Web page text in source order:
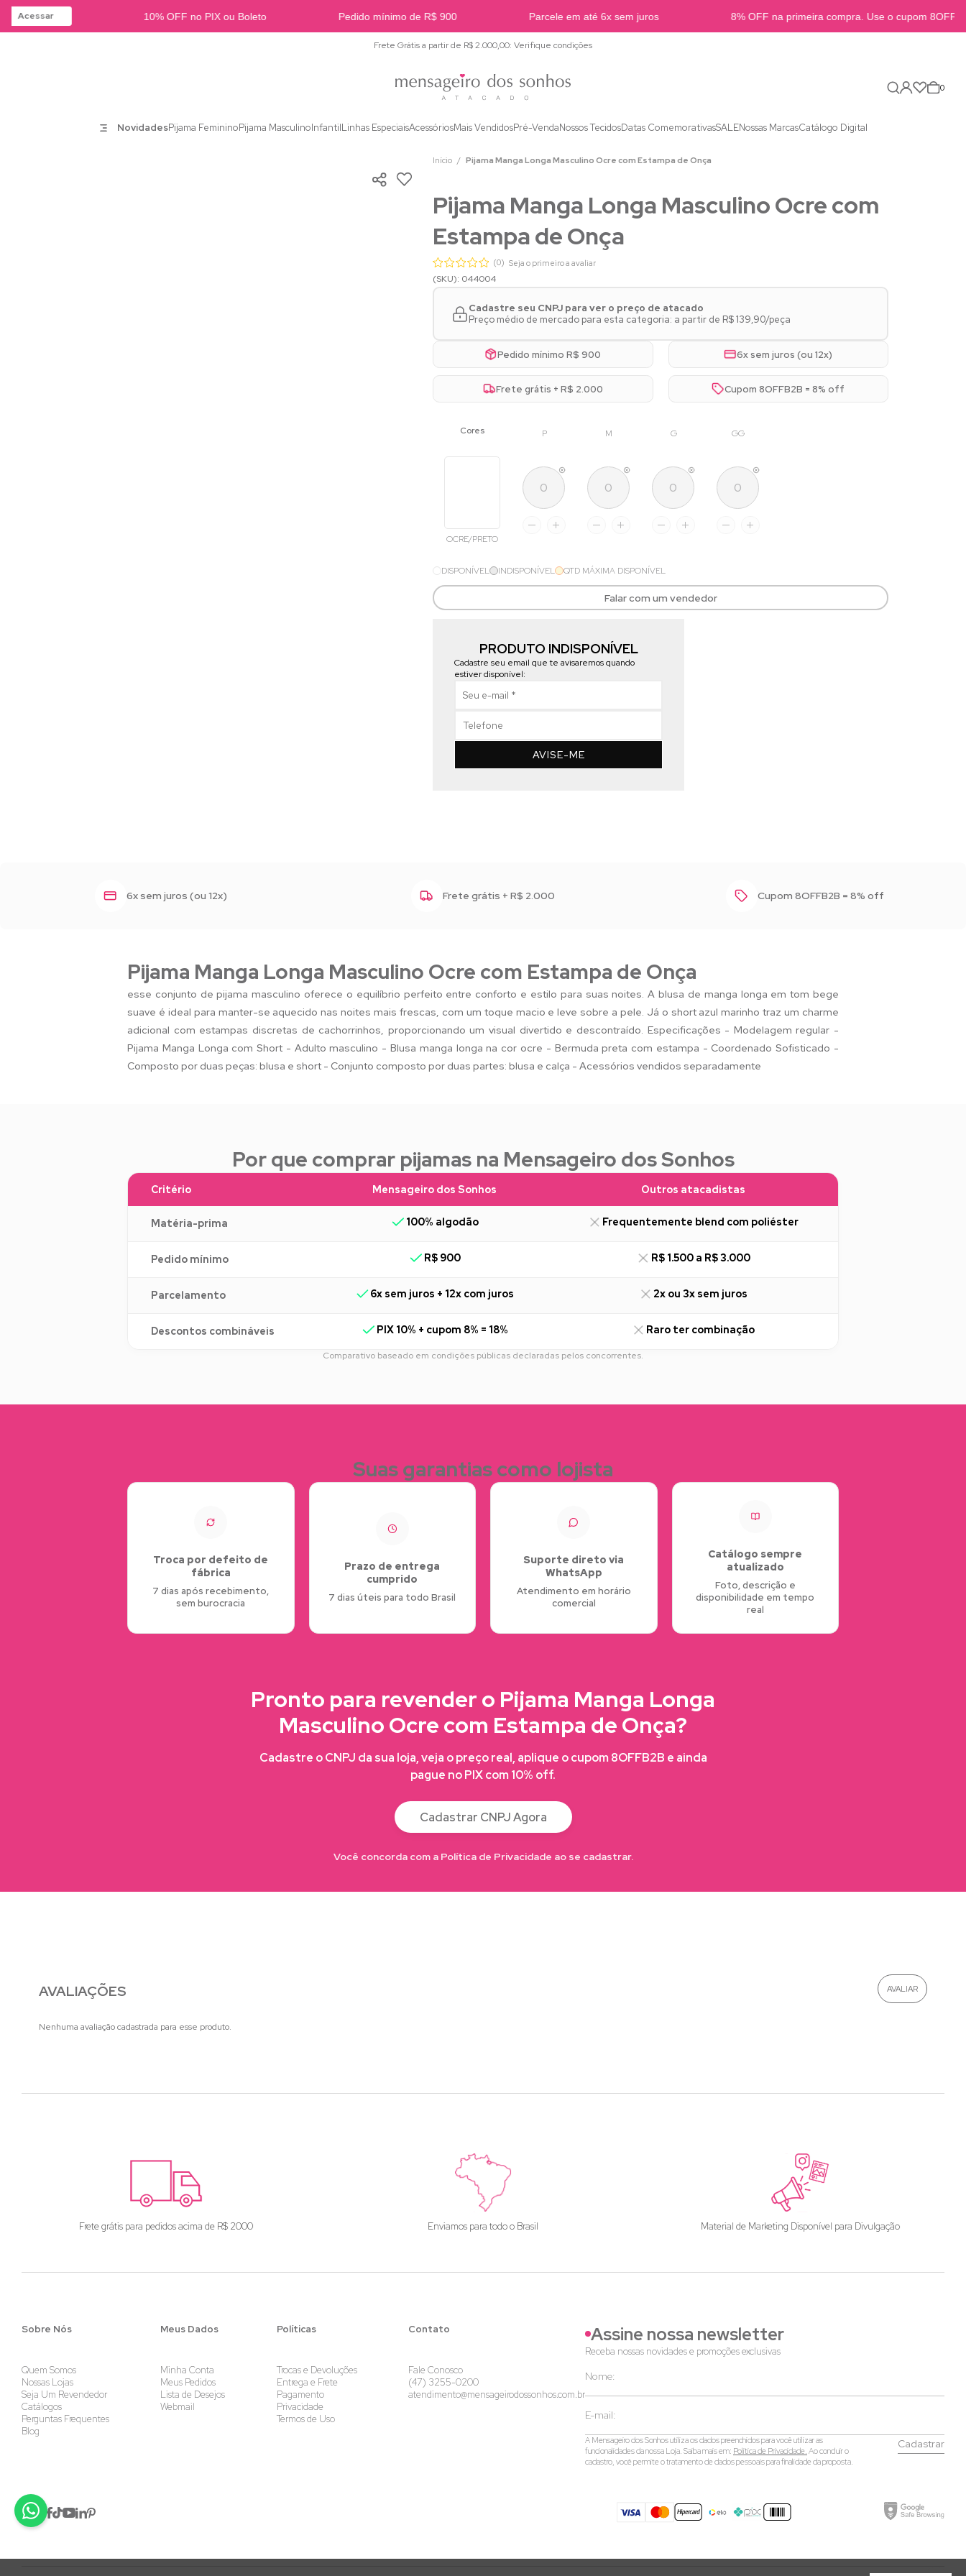
Acessar 10% OFF no PIX ou Boleto Pedido mínimo de R$ 900 Parcele em até 6x sem juros 8% OFF na primeira compra. Use o cupom 8OFFB2B
Frete Grátis a partir de R$ 2.000,00: Verifique condições
0
NovidadesPijama FemininoPijama MasculinoInfantilLinhas EspeciaisAcessóriosMais VendidosPré-VendaNossos TecidosDatas ComemorativasSALENossas MarcasCatálogo Digital
Início Pijama Manga Longa Masculino Ocre com Estampa de Onça
Pijama Manga Longa Masculino Ocre com
Estampa de Onça
(0) Seja o primeiro a avaliar
(SKU): 044004
Cadastre seu CNPJ para ver o preço de atacado
Preço médio de mercado para esta categoria: a partir de R$ 139,90/peça
Pedido mínimo R$ 900 6x sem juros (ou 12x)
Frete grátis + R$ 2.000 Cupom 8OFFB2B = 8% off
P M G GG
OCRE/PRETO
DISPONÍVEL INDISPONÍVEL QTD MÁXIMA DISPONÍVEL
Falar com um vendedor
PRODUTO INDISPONÍVEL
Cadastre seu email que te avisaremos quando
estiver disponível:
AVISE-ME
6x sem juros (ou 12x) Frete grátis + R$ 2.000 Cupom 8OFFB2B = 8% off
Pijama Manga Longa Masculino Ocre com Estampa de Onça
esse conjunto de pijama masculino oferece o equilíbrio perfeito entre conforto e estilo para suas noites. A blusa de manga longa em tom bege
suave é ideal para manter-se aquecido nas noites mais frescas, com um toque macio e leve sobre a pele. Já o short azul marinho traz um charme
adicional com estampas discretas de cachorrinhos, proporcionando um visual divertido e descontraído. Especificações - Modelagem regular -
Pijama Manga Longa com Short - Adulto masculino - Blusa manga longa na cor ocre - Bermuda preta com estampa - Coordenado Sofisticado -
Composto por duas peças: blusa e short - Conjunto composto por duas partes: blusa e calça - Acessórios vendidos separadamente
Por que comprar pijamas na Mensageiro dos Sonhos
Critério Mensageiro dos Sonhos Outros atacadistas
Matéria-prima 100% algodão Frequentemente blend com poliéster
Pedido mínimo R$ 900 R$ 1.500 a R$ 3.000
Parcelamento 6x sem juros + 12x com juros 2x ou 3x sem juros
Descontos combináveis PIX 10% + cupom 8% = 18% Raro ter combinação
Comparativo baseado em condições públicas declaradas pelos concorrentes.
Suas garantias como lojista
Troca por defeito de
fábrica
7 dias após recebimento,
sem burocracia
Prazo de entrega
cumprido
7 dias úteis para todo Brasil
Suporte direto via
WhatsApp
Atendimento em horário
comercial
Catálogo sempre
atualizado
Foto, descrição e
disponibilidade em tempo
real
Pronto para revender o Pijama Manga Longa
Masculino Ocre com Estampa de Onça?
Cadastre o CNPJ da sua loja, veja o preço real, aplique o cupom 8OFFB2B e ainda
pague no PIX com 10% off.
Cadastrar CNPJ Agora
Você concorda com a Política de Privacidade ao se cadastrar.
AVALIAÇÕES
Nenhuma avaliação cadastrada para esse produto.
Frete grátis para pedidos acima de R$ 2000 Enviamos para todo o Brasil Material de Marketing Disponível para Divulgação
Sobre Nós
Quem Somos
Nossas Lojas
Seja Um Revendedor
Catálogos
Perguntas Frequentes
Blog
Meus Dados
Minha Conta
Meus Pedidos
Lista de Desejos
Webmail
Políticas
Trocas e Devoluções
Entrega e Frete
Pagamento
Privacidade
Termos de Uso
Contato
Fale Conosco
(47) 3255-0200
atendimento@mensageirodossonhos.com.br
Assine nossa newsletter
Receba nossas novidades e promoções exclusivas
Cadastrar
A Mensageiro dos Sonhos utiliza os dados preenchidos para você utilizar as
funcionalidades da nossa Loja. Saiba mais em: Política de Privacidade. Ao concluir o
cadastro, você permite o tratamento de dados pessoais para finalidade da proposta.